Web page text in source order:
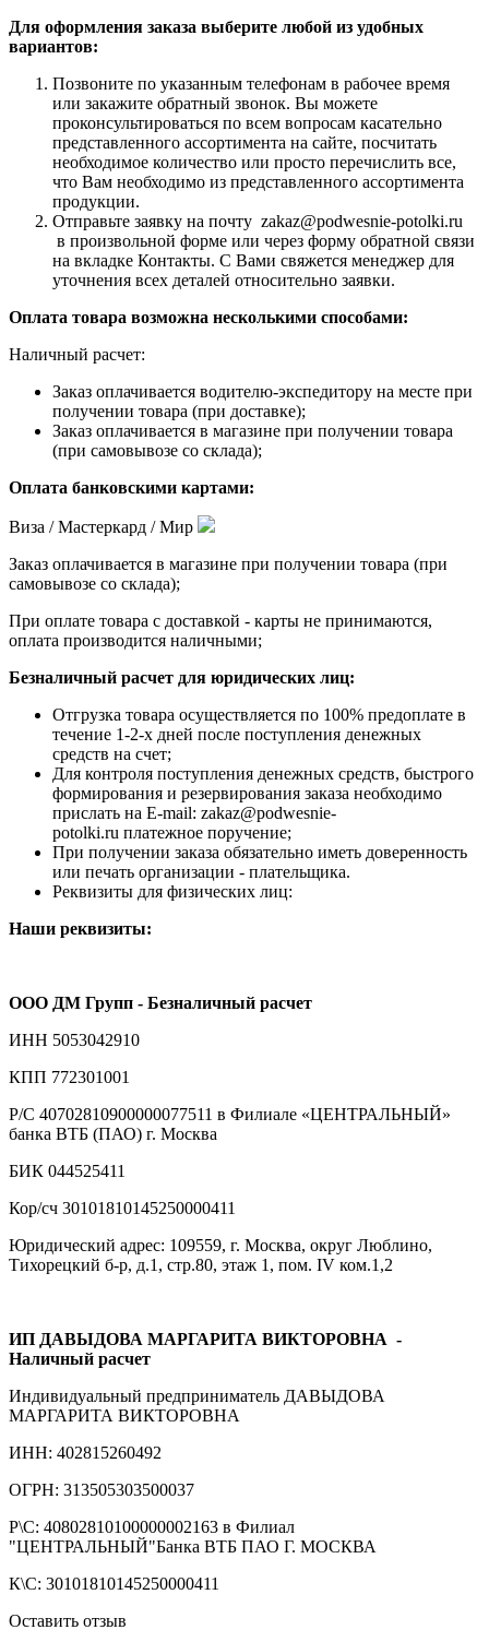
Для оформления заказа выберите любой из удобных
вариантов:
Позвоните по указанным телефонам в рабочее время
или закажите обратный звонок. Вы можете
проконсультироваться по всем вопросам касательно
представленного ассортимента на сайте, посчитать
необходимое количество или просто перечислить все,
что Вам необходимо из представленного ассортимента
продукции.
Отправьте заявку на почту zakaz@podwesnie-potolki.ru
в произвольной форме или через форму обратной связи
на вкладке Контакты. С Вами свяжется менеджер для
уточнения всех деталей относительно заявки.
Оплата товара возможна несколькими способами:
Наличный расчет:
Заказ оплачивается водителю-экспедитору на месте при
получении товара (при доставке);
Заказ оплачивается в магазине при получении товара
(при самовывозе со склада);
Оплата банковскими картами:
Виза / Мастеркард / Мир
Заказ оплачивается в магазине при получении товара (при
самовывозе со склада);
При оплате товара с доставкой - карты не принимаются,
оплата производится наличными;
Безналичный расчет для юридических лиц:
Отгрузка товара осуществляется по 100% предоплате в
течение 1-2-х дней после поступления денежных
средств на счет;
Для контроля поступления денежных средств, быстрого
формирования и резервирования заказа необходимо
прислать на E-mail: zakaz@podwesnie-
potolki.ru платежное поручение;
При получении заказа обязательно иметь доверенность
или печать организации - плательщика.
Реквизиты для физических лиц:
Наши реквизиты:
ООО ДМ Групп - Безналичный расчет
ИНН 5053042910
КПП 772301001
Р/С 40702810900000077511 в Филиале «ЦЕНТРАЛЬНЫЙ»
банка ВТБ (ПАО) г. Москва
БИК 044525411
Кор/сч 30101810145250000411
Юридический адрес: 109559, г. Москва, округ Люблино,
Тихорецкий б-р, д.1, стр.80, этаж 1, пом. IV ком.1,2
ИП ДАВЫДОВА МАРГАРИТА ВИКТОРОВНА -
Наличный расчет
Индивидуальный предприниматель ДАВЫДОВА
МАРГАРИТА ВИКТОРОВНА
ИНН: 402815260492
ОГРН: 313505303500037
Р\С: 40802810100000002163 в Филиал
"ЦЕНТРАЛЬНЫЙ"Банка ВТБ ПАО Г. МОСКВА
К\С: 30101810145250000411
Оставить отзыв